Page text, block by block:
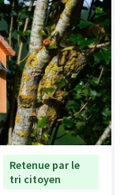
Retenue par le
tri citoyen